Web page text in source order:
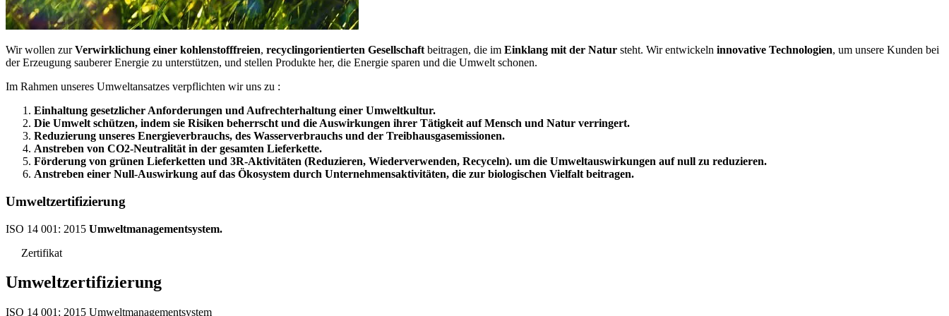
Wir wollen zurVerwirklichung einer kohlenstofffreien, recyclingorientierten Gesellschaft beitragen, die im Einklang mit der Natur steht. Wir entwickeln innovative Technologien, um unsere Kunden bei
der Erzeugung sauberer Energie zu unterstützen, und stellen Produkte her, die Energie sparen und die Umwelt schonen.
Im Rahmen unseres Umweltansatzes verpflichten wir uns zu :
Einhaltung gesetzlicher Anforderungen und Aufrechterhaltung einer Umweltkultur.
Die Umwelt schützen, indem sie Risiken beherrscht und die Auswirkungen ihrer Tätigkeit auf Mensch und Natur verringert.
Reduzierung unseres Energieverbrauchs, des Wasserverbrauchs und der Treibhausgasemissionen.
Anstreben von CO2-Neutralität in der gesamten Lieferkette.
Förderung von grünen Lieferketten und 3R-Aktivitäten (Reduzieren, Wiederverwenden, Recyceln). um die Umweltauswirkungen auf null zu reduzieren.
Anstreben einer Null-Auswirkung auf das Ökosystem durch Unternehmensaktivitäten, die zur biologischen Vielfalt beitragen.
Umweltzertifizierung
ISO 14 001: 2015 Umweltmanagementsystem.
Zertifikat
Umweltzertifizierung
ISO 14 001: 2015 Umweltmanagementsystem